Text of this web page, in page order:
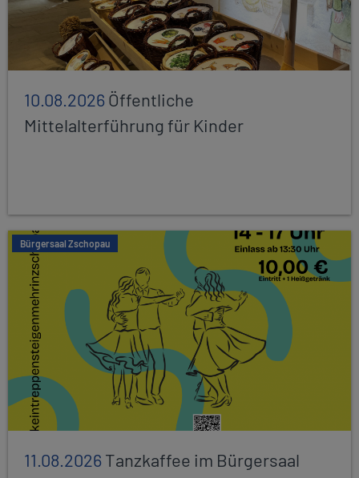
10.08.2026Öffentliche
Mittelalterführung für Kinder
Bürgersaal Zschopau
11.08.2026Tanzkaffee im Bürgersaal